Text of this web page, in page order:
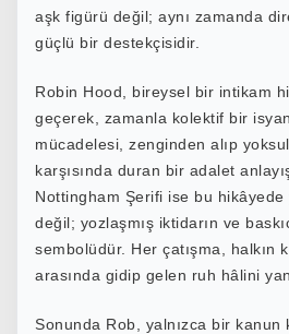
aşk figürü değil; aynı zamanda
güçlü bir destekçisidir.
Robin Hood, bireysel bir intikam
geçerek, zamanla kolektif bir
mücadelesi, zenginden alıp
karşısında duran bir adalet
Nottingham Şerifi ise bu hikâyede
değil; yozlaşmış iktidarın ve
sembolüdür. Her çatışma, halkın
arasında gidip gelen ruh hâlini
Sonunda Rob, yalnızca bir kanun